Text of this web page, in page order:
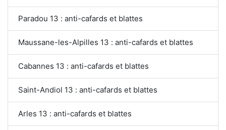
Paradou 13 : anti-cafards et blattes
Maussane-les-Alpilles 13 : anti-cafards et blattes
Cabannes 13 : anti-cafards et blattes
Saint-Andiol 13 : anti-cafards et blattes
Arles 13 : anti-cafards et blattes